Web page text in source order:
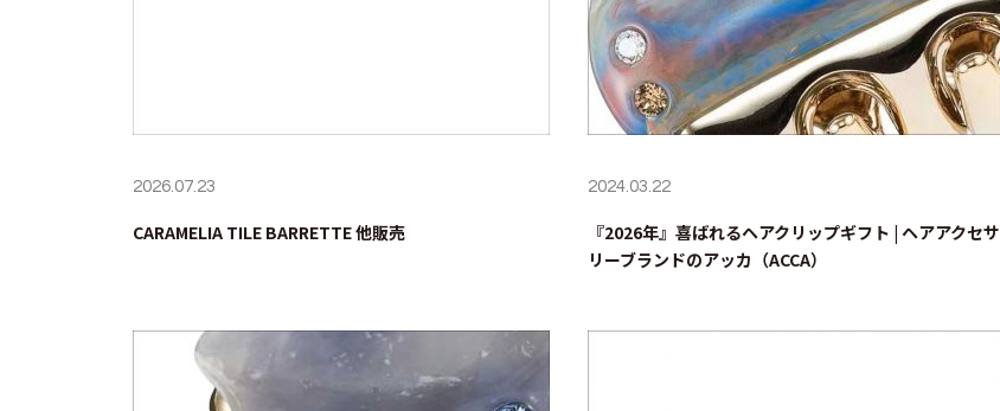
2026.07.23
CARAMELIA TILE BARRETTE 他販売
2024.03.22
『2026年』喜ばれるヘアクリップギフト | ヘアアクセサ
リーブランドのアッカ（ACCA）